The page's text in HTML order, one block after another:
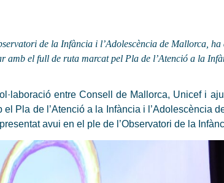
de la Infància i l’Adolescència de Mallorca,
amb el full de ruta marcat pel Pla de l’Atenció a la
entre Consell de Mallorca, Unicef i
Pla de l’Atenció a la Infància i l’Adolescència
avui en el ple de l’Observatori de la